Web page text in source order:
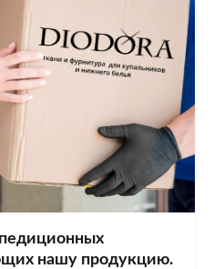
нашу продукцию.